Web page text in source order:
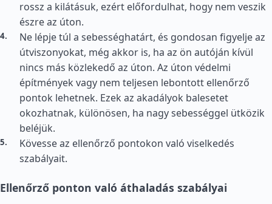
rossz a kilátásuk, ezért előfordulhat, hogy nem veszik
észre az úton.
Ne lépje túl a sebességhatárt, és gondosan figyelje az
útviszonyokat, még akkor is, ha az ön autóján kívül
nincs más közlekedő az úton. Az úton védelmi
építmények vagy nem teljesen lebontott ellenőrző
pontok lehetnek. Ezek az akadályok balesetet
okozhatnak, különösen, ha nagy sebességgel ütközik
beléjük.
Kövesse az ellenőrző pontokon való viselkedés
szabályait.
Ellenőrző ponton való áthaladás szabályai